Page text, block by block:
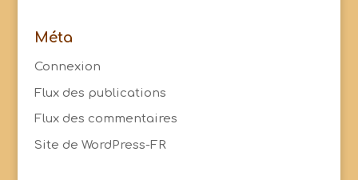
Méta
Connexion
Flux des publications
Flux des commentaires
Site de WordPress-FR